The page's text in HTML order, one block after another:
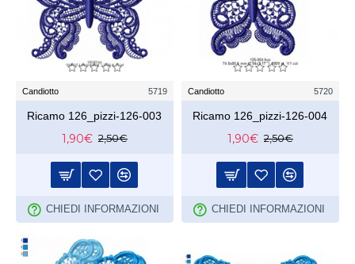
Candiotto 5719
Ricamo 126_pizzi-126-003
1,90€ 2,50€
CHIEDI INFORMAZIONI
Candiotto 5720
Ricamo 126_pizzi-126-004
1,90€ 2,50€
CHIEDI INFORMAZIONI